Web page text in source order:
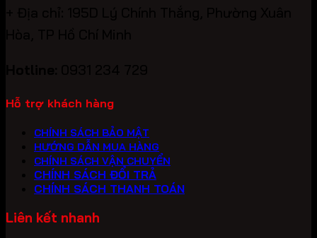
Hỗ trợ khách hàng
CHÍNH SÁCH BẢO MẬT
HƯỚNG DẪN MUA HÀNG
CHÍNH SÁCH VẬN CHUYỂN
CHÍNH SÁCH ĐỔI TRẢ
CHÍNH SÁCH THANH TOÁN
Liên kết nhanh